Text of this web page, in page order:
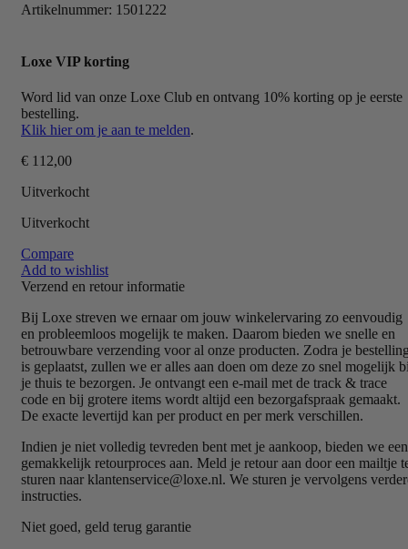
Artikelnummer: 1501222
Loxe VIP korting
Word lid van onze Loxe Club en ontvang 10% korting op je eerste
bestelling.
Klik hier om je aan te melden.
€ 112,00
Uitverkocht
Uitverkocht
Compare
Add to wishlist
Verzend en retour informatie
Bij Loxe streven we ernaar om jouw winkelervaring zo eenvoudig
en probleemloos mogelijk te maken. Daarom bieden we snelle en
betrouwbare verzending voor al onze producten. Zodra je
is geplaatst, zullen we er alles aan doen om deze zo snel mogelijk
je thuis te bezorgen. Je ontvangt een e-mail met de track & trace
code en bij grotere items wordt altijd een bezorgafspraak gemaakt.
De exacte levertijd kan per product en per merk verschillen.
Indien je niet volledig tevreden bent met je aankoop, bieden we een
gemakkelijk retourproces aan. Meld je retour aan door een mailtje
sturen naar klantenservice@loxe.nl. We sturen je vervolgens
instructies.
Niet goed, geld terug garantie